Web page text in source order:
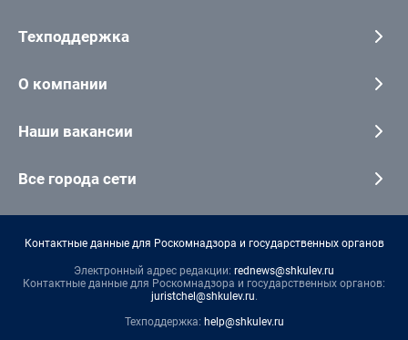
Техподдержка
О компании
Наши вакансии
Все города сети
Контактные данные для Роскомнадзора и государственных органов
Электронный адрес редакции: rednews@shkulev.ru
Контактные данные для Роскомнадзора и государственных органов:
juristchel@shkulev.ru.
Техподдержка: help@shkulev.ru